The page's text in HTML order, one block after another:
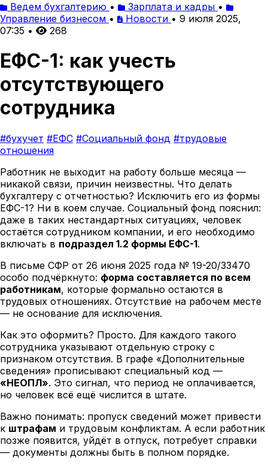
Ведем бухгалтерию • Зарплата и кадры •
Управление бизнесом • Новости • 9 июля 2025,
07:35 • 268
ЕФС-1: как учесть
отсутствующего
сотрудника
#бухучет #ЕФС #Социальный фонд #трудовые
отношения
Работник не выходит на работу больше месяца —
никакой связи, причин неизвестны. Что делать
бухгалтеру с отчетностью? Исключить его из формы
ЕФС-1? Ни в коем случае. Социальный фонд пояснил:
даже в таких нестандартных ситуациях, человек
остаётся сотрудником компании, и его необходимо
включать в подраздел 1.2 формы ЕФС-1.
В письме СФР от 26 июня 2025 года № 19-20/33470
особо подчёркнуто: форма составляется по всем
работникам, которые формально остаются в
трудовых отношениях. Отсутствие на рабочем месте
— не основание для исключения.
Как это оформить? Просто. Для каждого такого
сотрудника указывают отдельную строку с
признаком отсутствия. В графе «Дополнительные
сведения» прописывают специальный код —
«НЕОПЛ». Это сигнал, что период не оплачивается,
но человек всё ещё числится в штате.
Важно понимать: пропуск сведений может привести
к штрафам и трудовым конфликтам. А если работник
позже появится, уйдёт в отпуск, потребует справки
— документы должны быть в полном порядке.